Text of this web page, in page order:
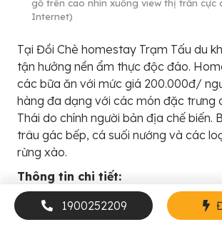
gỗ trên cao nhìn xuống view thị trấn cực
Internet)
Tại Đồi Chè homestay Trạm Tấu du
tận hưởng nền ẩm thực độc đáo.
các bữa ăn với mức giá 200.000đ/
hàng đa dạng với các món đặc trưng
Thái do chính người bản địa chế biến.
trâu gác bếp, cá suối nướng và các
rừng xào.
Thông tin chi tiết:
Địa chỉ: Khu 3, Huyện Trạm Tấu,
Trạm Tấu, Trạm Tấu, Yên Bái,
1900252209